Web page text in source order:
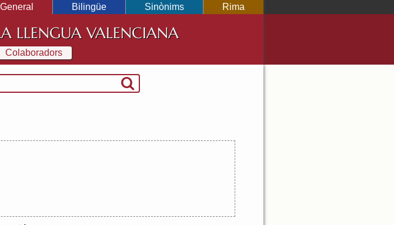
General Bilingüe Sinònims Rima
LLENGUA VALENCIANA
Colaboradors